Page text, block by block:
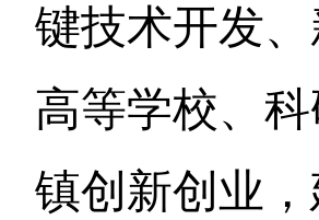
键技术开发
高等学校、
镇创新创业